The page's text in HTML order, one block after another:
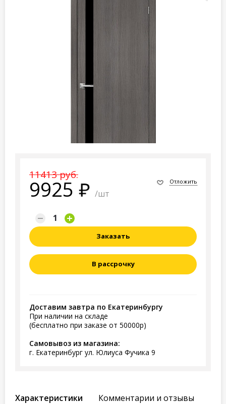
11413 руб.
9925 /шт
Отложить
Заказать
В рассрочку
Доставим завтра по Екатеринбургу
При наличии на складе
(бесплатно при заказе от 50000р)
Самовывоз из магазина:
г. Екатеринбург ул. Юлиуса Фучика 9
Характеристики Комментарии и отзывы